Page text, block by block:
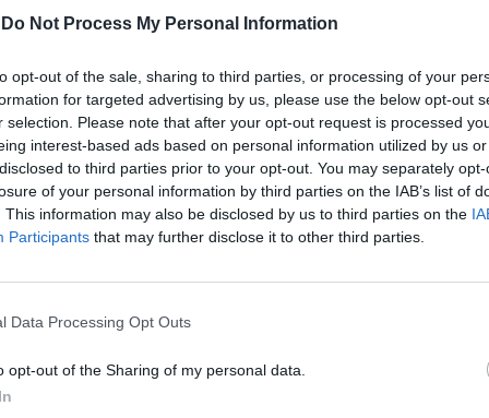
Do Not Process My Personal Information
opt-out of the sale, sharing to third parties, or processing of your
for targeted advertising by us, please use the below opt-out
selection. Please note that after your opt-out request is processed
interest-based ads based on personal information utilized by us
to third parties prior to your opt-out. You may separately
of your personal information by third parties on the IAB’s list of
This information may also be disclosed by us to third parties on the
Participants that may further disclose it to other third parties.
Data Processing Opt Outs
opt-out of the Sharing of my personal data.
al Forex di Parma che ricorda le
Secondo Visco ora "bisogna
per tornare a un'espansione del
anno. BANCHE E CAPITALI La
dell'Eurosistema continueranno "a
sostegno alla liquidità e all'attività
banche" ma le "politiche nazionali
a essere orientate alla stabilità e
ha detto il governatore di Bankitalia che
un ulteriore "ragionevole,
bancario" italiano. "Il processo di
scorsi anni, ha detto Visco. La prossima
di rifinanziamento a tre anni della Bce in
Trump, Meloni e la strategia